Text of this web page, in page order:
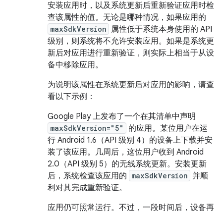
安装应用时，以及系统更新后重新验证应用时检
查该属性的值。无论是哪种情况，如果应用的
maxSdkVersion 属性低于系统本身使用的 API
级别，则系统将不允许安装应用。如果是系统更
新后对应用进行重新验证，则实际上相当于从设
备中移除应用。
为说明该属性在系统更新后对应用的影响，请查
看以下示例：
Google Play 上发布了一个在其清单中声明
maxSdkVersion="5"
的应用。某位用户在运
行 Android 1.6（API 级别 4）的设备上下载并安
装了该应用。几周后，这位用户收到 Android
2.0（API 级别 5）的无线系统更新。安装更新
后，系统检查该应用的 maxSdkVersion 并顺
利对其完成重新验证。
应用仍可照常运行。不过，一段时间后，设备再